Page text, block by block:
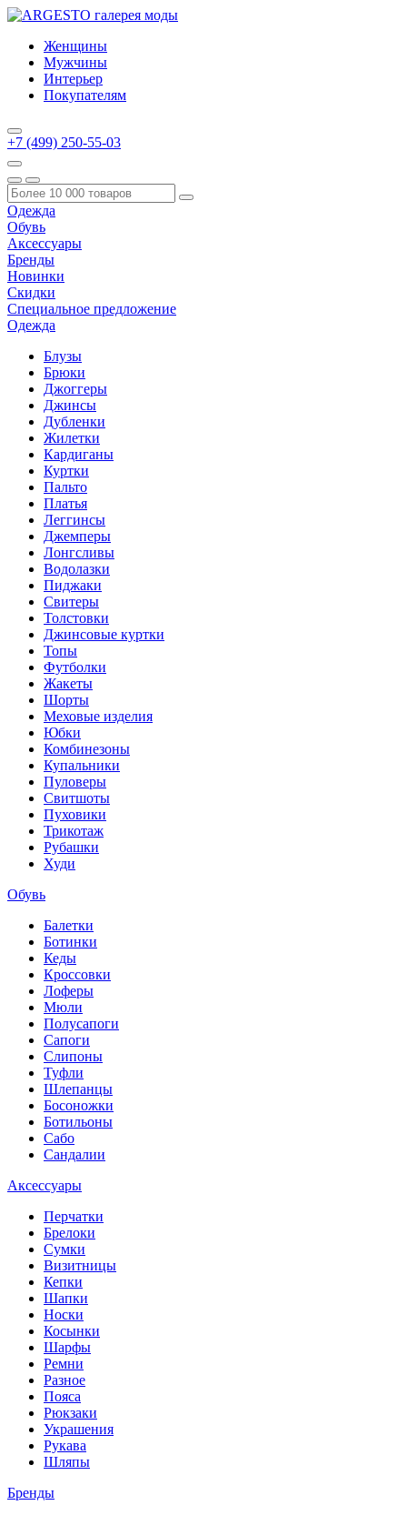
Женщины
Мужчины
Интерьер
Покупателям
+7 (499) 250-55-03
Одежда
Обувь
Аксессуары
Бренды
Новинки
Скидки
Специальное предложение
Одежда
Блузы
Брюки
Джоггеры
Джинсы
Дубленки
Жилетки
Кардиганы
Куртки
Пальто
Платья
Леггинсы
Джемперы
Лонгсливы
Водолазки
Пиджаки
Свитеры
Толстовки
Джинсовые куртки
Топы
Футболки
Жакеты
Шорты
Меховые изделия
Юбки
Комбинезоны
Купальники
Пуловеры
Свитшоты
Пуховики
Трикотаж
Рубашки
Худи
Обувь
Балетки
Ботинки
Кеды
Кроссовки
Лоферы
Мюли
Полусапоги
Сапоги
Слипоны
Туфли
Шлепанцы
Босоножки
Ботильоны
Сабо
Сандалии
Аксессуары
Перчатки
Брелоки
Сумки
Визитницы
Кепки
Шапки
Носки
Косынки
Шарфы
Ремни
Разное
Пояса
Рюкзаки
Украшения
Рукава
Шляпы
Бренды